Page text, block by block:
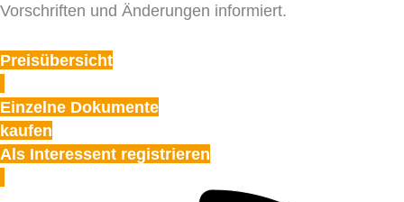
Vorschriften und Änderungen informiert.
Preisübersicht
Einzelne Dokumente
kaufen
Als Interessent registrieren